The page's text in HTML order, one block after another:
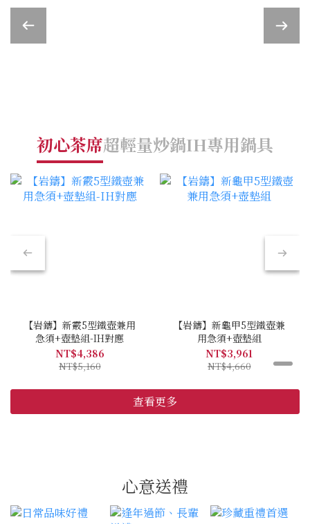
初心茶席超輕量炒鍋IH專用鍋具
【岩鑄】新霰5型鐵壺兼用
急須+壺墊組-IH對應
NT$4,386
NT$5,160
【岩鑄】新龜甲5型鐵壺兼
用急須+壺墊組
NT$3,961
NT$4,660
查看更多
心意送禮